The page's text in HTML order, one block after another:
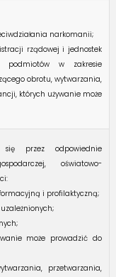
narkomanii;
rządowej i jednostek
podmiotów w zakresie
obrotu, wytwarzania,
których używanie może
się przez odpowiednie
oświatowo-
i profilaktyczną;
może prowadzić do
przetwarzania,